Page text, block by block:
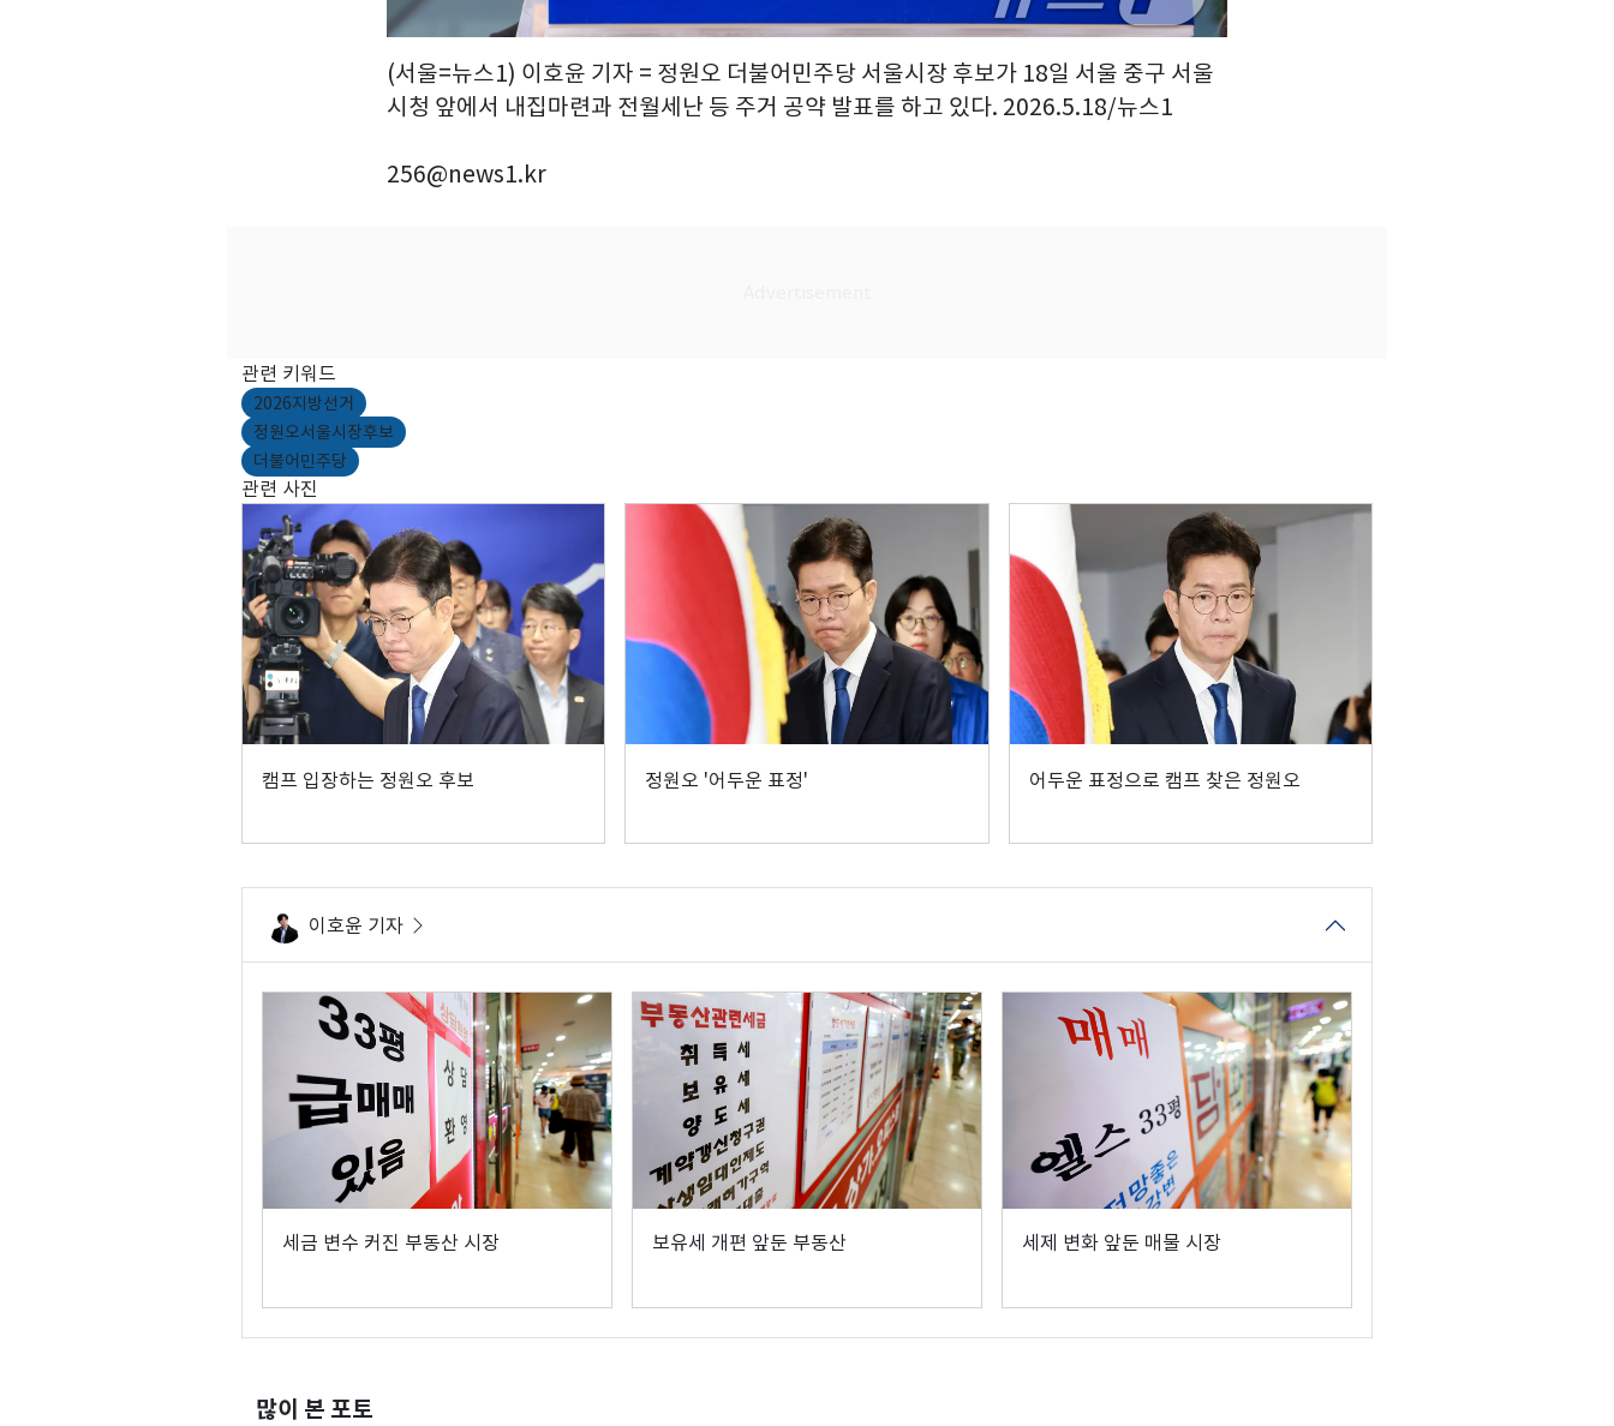
(서울=뉴스1) 이호윤 기자 = 정원오 더불어민주당 서울시장 후보가 18일 서울 중구 서울
시청 앞에서 내집마련과 전월세난 등 주거 공약 발표를 하고 있다. 2026.5.18/뉴스1
256@news1.kr
관련 키워드
2026지방선거
정원오서울시장후보
더불어민주당
관련 사진
캠프 입장하는 정원오 후보 정원오 '어두운 표정' 어두운 표정으로 캠프 찾은 정원오
이호윤 기자
세금 변수 커진 부동산 시장 보유세 개편 앞둔 부동산 세제 변화 앞둔 매물 시장
많이 본 포토